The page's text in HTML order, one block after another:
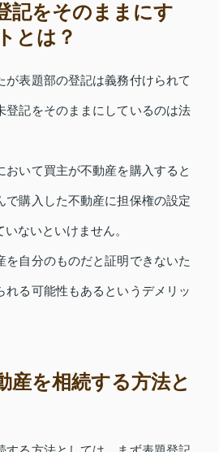
記をそのままにす
とは？
が表題部の登記は義務付けられて
登記をそのままにしているのは法
おいて買主が不動産を購入すると
で購入した不動産に担保権の設定
ないといけません。
を自分のものだと証明できないた
れる可能性もあるというデメリッ
産を相続する方法と